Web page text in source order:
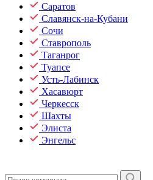
Саратов
Славянск-на-Кубани
Сочи
Ставрополь
Таганрог
Туапсе
Усть-Лабинск
Хасавюрт
Черкесск
Шахты
Элиста
Энгельс